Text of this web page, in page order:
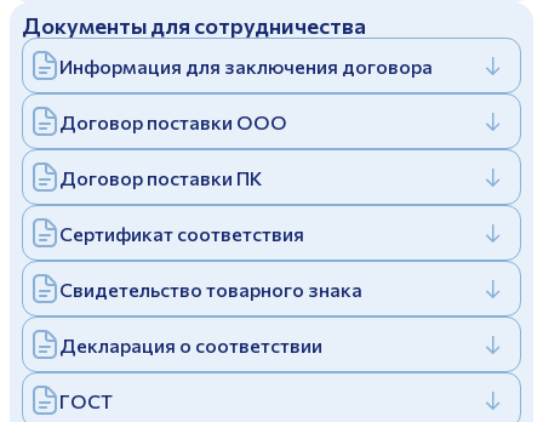
Отправить
Заполняя и отправляя форму, вы соглашаетесь
cполитикой конфиденциальности
Заполняя и отправляя форму, вы соглашаетесь
cполитикой конфиденциальности
Дулевский фарфоровый завод ©
Политика конфиденциальности
Документы для сотрудничества
Информация для заключения договора
Договор поставки ООО
Договор поставки ПК
Сертификат соответствия
Свидетельство товарного знака
Декларация о соответствии
ГОСТ